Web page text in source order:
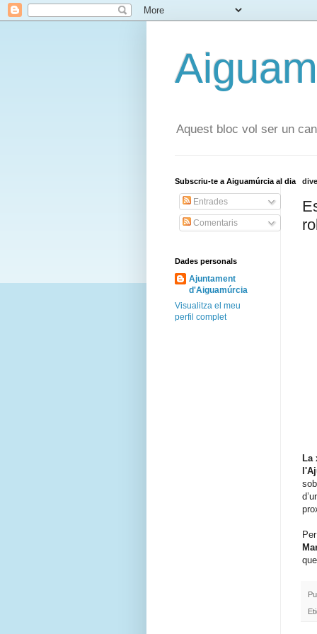
Aquest bloc vol ser un
La
Subscriu-te a Aiguamúrcia al dia
Entrades
Comentaris
Dades personals
Ajuntament
d'Aiguamúrcia
Visualitza el meu
perfil complet